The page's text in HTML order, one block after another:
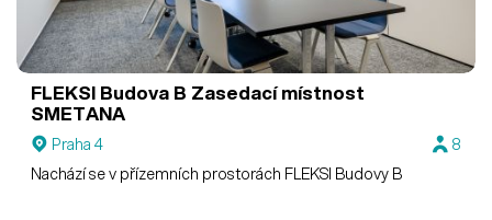
FLEKSI Budova B Zasedací místnost
SMETANA
Praha 4
8
Nachází se v přízemních prostorách FLEKSI Budovy B